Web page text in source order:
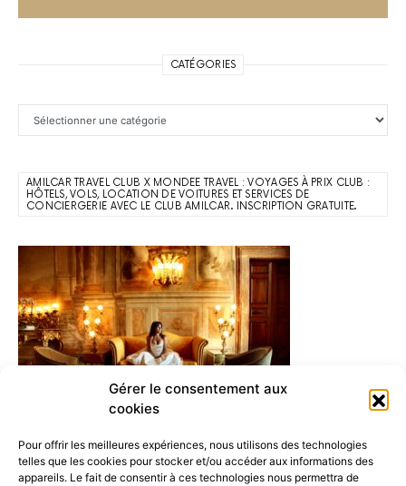
Gérer le consentement aux
cookies
Pour offrir les meilleures expériences, nous utilisons des technologies
telles que les cookies pour stocker et/ou accéder aux informations des
appareils. Le fait de consentir à ces technologies nous permettra de
CATÉGORIES
AMILCAR TRAVEL CLUB X MONDEE TRAVEL : VOYAGES À PRIX CLUB :
HÔTELS, VOLS, LOCATION DE VOITURES ET SERVICES DE
CONCIERGERIE AVEC LE CLUB AMILCAR. INSCRIPTION GRATUITE.
THE RIGHT NUMBER MAGAZINE